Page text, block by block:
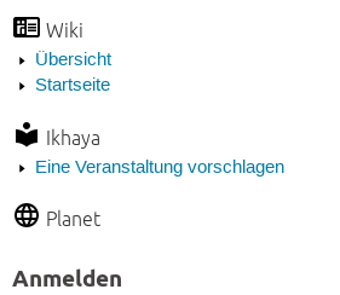
Wiki
Übersicht
Startseite
Ikhaya
Eine Veranstaltung vorschlagen
Planet
Anmelden